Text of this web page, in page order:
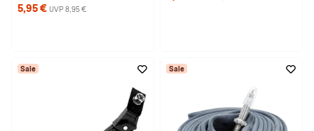
5,95 € UVP 8,95 €
Sale Sale